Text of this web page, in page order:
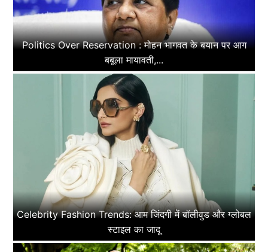
Politics Over Reservation : मोहन भागवत के बयान पर आग
बबूला मायावती,...
Celebrity Fashion Trends: आम जिंदगी में बॉलीवुड और ग्लोबल
स्टाइल का जादू